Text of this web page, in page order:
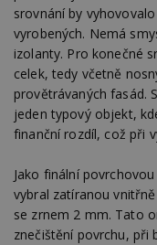
srovnání by
vyrobených. Nemá
izolanty. Pro konečné
celek, tedy včetně
provětrávaných fasád.
jeden typový objekt,
finanční rozdíl, což při
Jako finální
vybral zatíranou
se zrnem 2 mm. Tato
znečištění povrchu, při